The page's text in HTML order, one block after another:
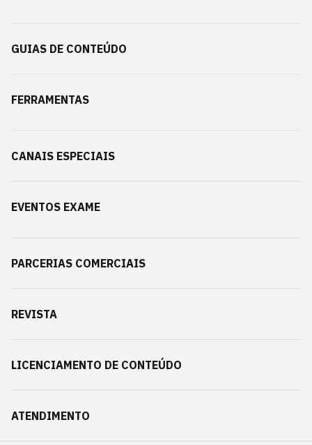
GUIAS DE CONTEÚDO
FERRAMENTAS
CANAIS ESPECIAIS
EVENTOS EXAME
PARCERIAS COMERCIAIS
REVISTA
LICENCIAMENTO DE CONTEÚDO
ATENDIMENTO